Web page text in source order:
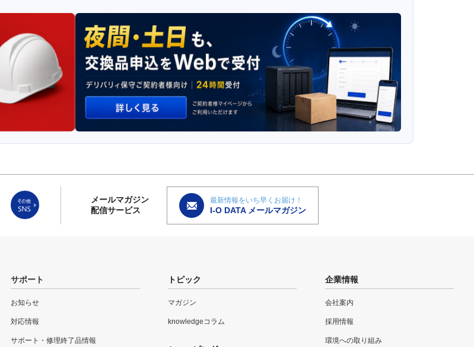
メールマガジン
配信サービス
最新情報をいち早くお届け！
I-O DATA メールマガジン
サポート
お知らせ
対応情報
サポート・修理終了品情報
トピック
マガジン
knowledgeコラム
企業情報
会社案内
採用情報
環境への取り組み